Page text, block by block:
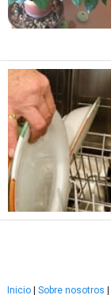
Inicio Sobre nosotros